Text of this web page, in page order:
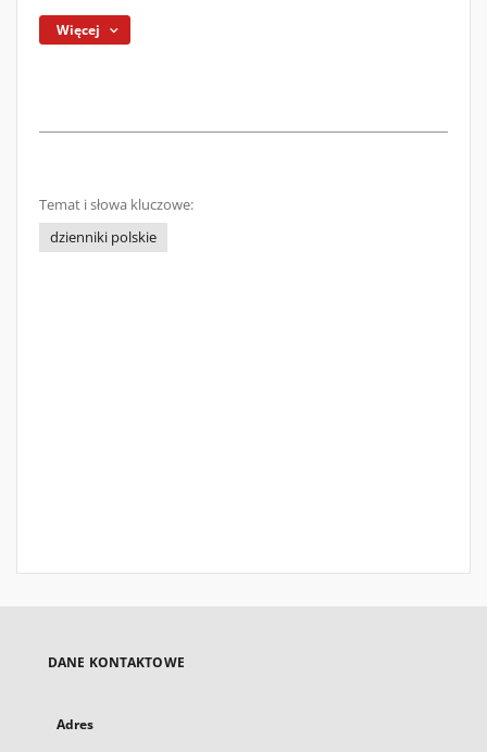
Więcej
Temat i słowa kluczowe:
dzienniki polskie
DANE KONTAKTOWE
Adres